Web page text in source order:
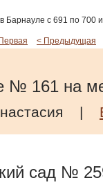
Барнауле с 691 по 700
< Предыдущая
№ 161 на
|
сад №